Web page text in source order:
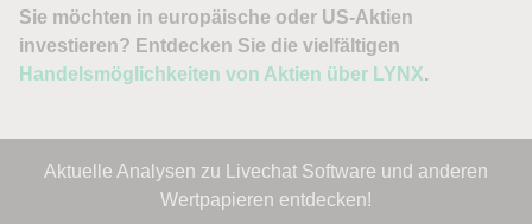
Sie möchten in europäische oder US-Aktien
investieren? Entdecken Sie die vielfältigen
Handelsmöglichkeiten von Aktien über LYNX.
Aktuelle Analysen zu Livechat Software und anderen
Wertpapieren entdecken!